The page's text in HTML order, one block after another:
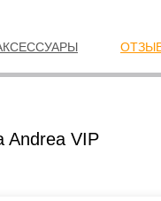
Andrea VIP